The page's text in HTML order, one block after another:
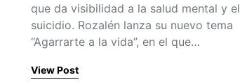
que da visibilidad a la salud mental y el
suicidio. Rozalén lanza su nuevo tema
“Agarrarte a la vida”, en el que…
View Post